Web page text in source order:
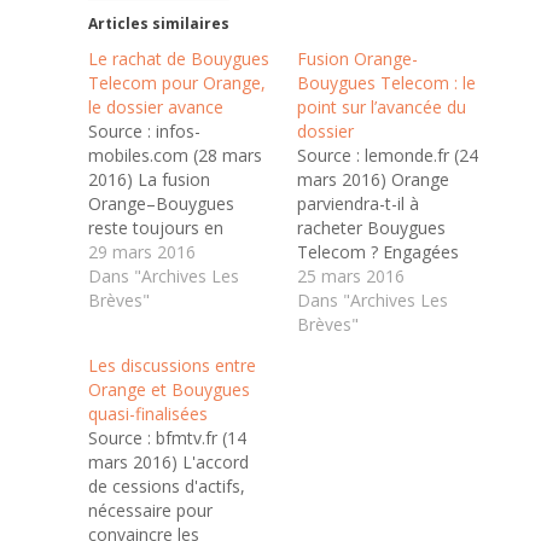
Articles similaires
Le rachat de Bouygues
Telecom pour Orange,
le dossier avance
Source : infos-
mobiles.com (28 mars
2016) La fusion
Orange–Bouygues
reste toujours en
suspens. Les débats
sur le rachat qui ont
débuté depuis la fin de
maintenant. La date
butoir a été fixée le 31
mars prochain a
précisé Martin
Bouygues pendant la
publication des
résultats…
29 mars 2016
Dans "Archives Les
Brèves"
Fusion Orange-
Bouygues Telecom : le
point sur l’avancée du
dossier
Source : lemonde.fr (24
mars 2016) Orange
parviendra-t-il à
racheter Bouygues
Telecom ? Engagées
depuis fin 2015, les
discussions entre les
deux opérateurs
25 mars 2016
Dans "Archives Les
Brèves"
Les discussions entre
Orange et Bouygues
quasi-finalisées
Source : bfmtv.fr (14
mars 2016) L'accord
de cessions d'actifs,
nécessaire pour
convaincre les